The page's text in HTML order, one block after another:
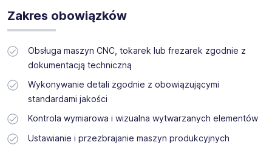
Zakres obowiązków
Obsługa maszyn CNC, tokarek lub frezarek zgodnie z
dokumentacją techniczną
Wykonywanie detali zgodnie z obowiązującymi
standardami jakości
Kontrola wymiarowa i wizualna wytwarzanych elementów
Ustawianie i przezbrajanie maszyn produkcyjnych